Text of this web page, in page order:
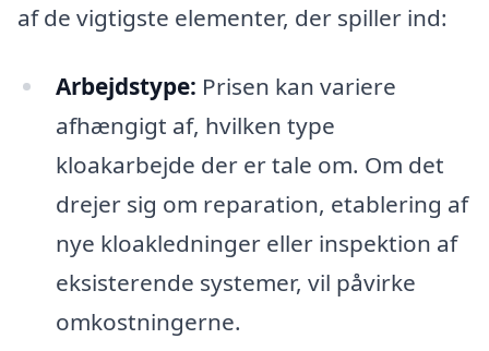
af de vigtigste elementer, der spiller ind:
Arbejdstype: Prisen kan variere
afhængigt af, hvilken type
kloakarbejde der er tale om. Om det
drejer sig om reparation, etablering af
nye kloakledninger eller inspektion af
eksisterende systemer, vil påvirke
omkostningerne.